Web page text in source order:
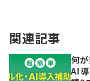
関連記事
何が
AI